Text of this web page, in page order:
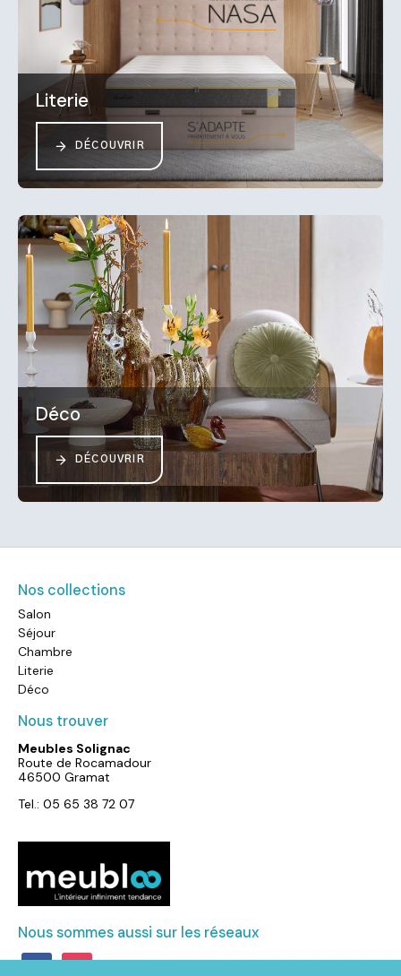
Literie
DÉCOUVRIR
Déco
DÉCOUVRIR
Nos collections
Salon
Séjour
Chambre
Literie
Déco
Nous trouver
Meubles Solignac
Route de Rocamadour
46500 Gramat
Tel.: 05 65 38 72 07
Nous sommes aussi sur les réseaux
facebookinstagram